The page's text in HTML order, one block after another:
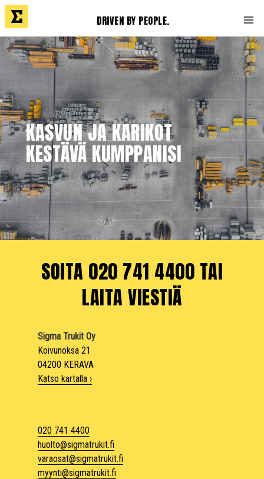
DRIVEN BY PEOPLE.
KASVUN JA KARIKOT
KESTÄVÄ KUMPPANISI
SOITA 020 741 4400 TAI
LAITA VIESTIÄ
Sigma Trukit Oy
Koivunoksa 21
04200 KERAVA
Katso kartalla ›
020 741 4400
huolto@sigmatrukit.fi
varaosat@sigmatrukit.fi
myynti@sigmatrukit.fi